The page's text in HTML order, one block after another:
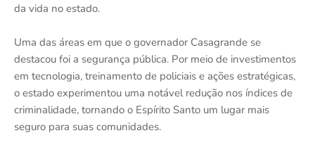
da vida no estado.
Uma das áreas em que o governador Casagrande se
destacou foi a segurança pública. Por meio de investimentos
em tecnologia, treinamento de policiais e ações estratégicas,
o estado experimentou uma notável redução nos índices de
criminalidade, tornando o Espírito Santo um lugar mais
seguro para suas comunidades.